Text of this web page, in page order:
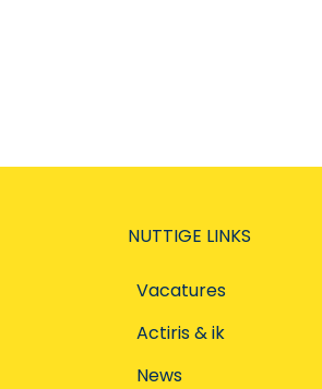
NUTTIGE LINKS
Vacatures
Actiris & ik
News